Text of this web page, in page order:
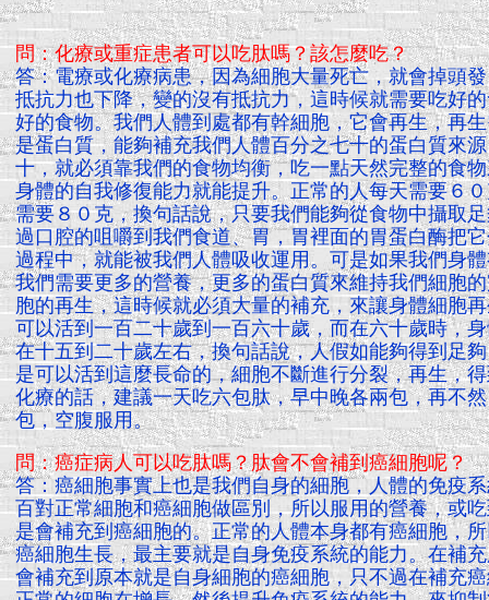
問：化療或重症患者可以吃肽嗎？該怎麼吃？
答：電療或化療病患，因為細胞大量死亡，就會掉頭
抵抗力也下降，變的沒有抵抗力，這時候就需要吃好
好的食物。我們人體到處都有幹細胞，它會再生，再
是蛋白質，能夠補充我們人體百分之七十的蛋白質來
十，就必須靠我們的食物均衡，吃一點天然完整的食
身體的自我修復能力就能提升。正常的人每天需要６
需要８０克，換句話說，只要我們能夠從食物中攝取
過口腔的咀嚼到我們食道、胃，胃裡面的胃蛋白酶把
過程中，就能被我們人體吸收運用。可是如果我們身
我們需要更多的營養，更多的蛋白質來維持我們細胞
胞的再生，這時候就必須大量的補充，來讓身體細胞
可以活到一百二十歲到一百六十歲，而在六十歲時，
在十五到二十歲左右，換句話說，人假如能夠得到足
是可以活到這麼長命的，細胞不斷進行分裂，再生，
化療的話，建議一天吃六包肽，早中晚各兩包，再不
包，空腹服用。
問：癌症病人可以吃肽嗎？肽會不會補到癌細胞呢？
答：癌細胞事實上也是我們自身的細胞，人體的免疫
百對正常細胞和癌細胞做區別，所以服用的營養，或
是會補充到癌細胞的。正常的人體本身都有癌細胞，
癌細胞生長，最主要就是自身免疫系統的能力。在補
會補充到原本就是自身細胞的癌細胞，只不過在補充